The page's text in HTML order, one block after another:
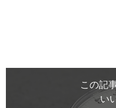
この記
い